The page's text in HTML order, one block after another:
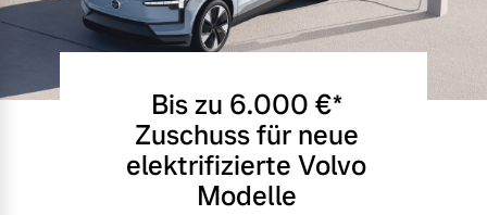
Bis zu 6.000 €⁠*
Zuschuss für neue
elektrifizierte Volvo
Modelle